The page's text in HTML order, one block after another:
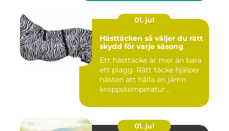
01. jul
Hästtäcken så väljer du rätt
skydd för varje säsong
Ett hästtäcke är mer än bara
ett plagg. Rätt täcke hjälper
hästen att hålla en jämn
kroppstemperatur...
01. jul